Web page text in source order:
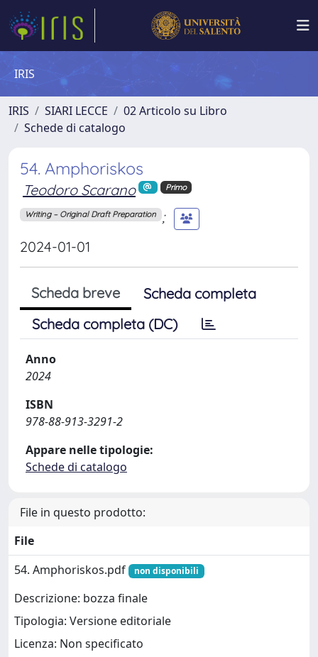
IRIS
IRIS SIARI LECCE
02 Articolo su Libro
Schede di catalogo
54. Amphoriskos
Teodoro Scarano Primo
Writing – Original Draft Preparation ;
2024-01-01
Scheda breve
Scheda completa
Scheda completa (DC)
Anno
2024
ISBN
978-88-913-3291-2
Appare nelle tipologie:
Schede di catalogo
File in questo prodotto:
File
54. Amphoriskos.pdf
non disponibili
Descrizione: bozza finale
Tipologia: Versione editoriale
Licenza: Non specificato